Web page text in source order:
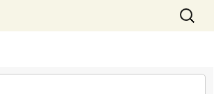
de la Culture
Vienne